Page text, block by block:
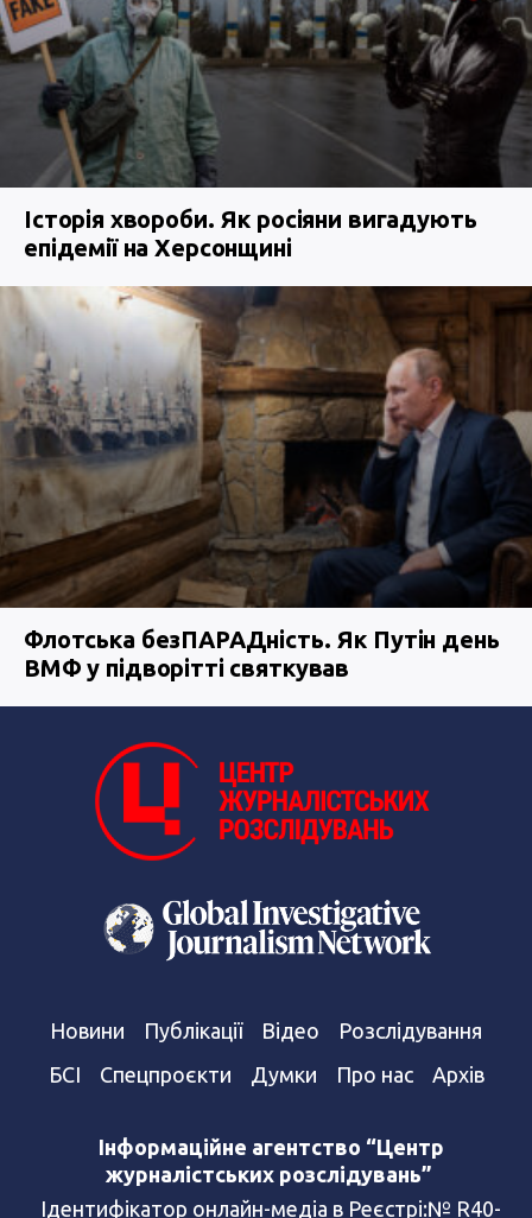
Історія хвороби. Як росіяни вигадують
епідемії на Херсонщині
Флотська безПАРАДність. Як Путін день
ВМФ у підворітті святкував
Новини Публікації Відео
Розслідування
БСІ
Спецпроєкти Думки Про нас Архів
Інформаційне агентство “Центр
журналістських розслідувань”
Ідентифікатор онлайн-медіа в Реєстрі:№ R40-